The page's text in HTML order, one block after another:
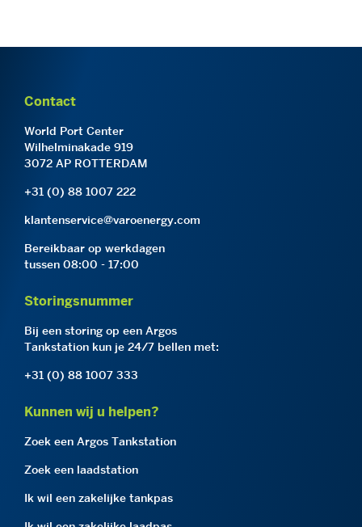
Contact
World Port Center
Wilhelminakade 919
3072 AP ROTTERDAM
+31 (0) 88 1007 222
klantenservice@varoenergy.com
Bereikbaar op werkdagen
tussen 08:00 - 17:00
Storingsnummer
Bij een storing op een Argos
Tankstation kun je 24/7 bellen met:
+31 (0) 88 1007 333
Kunnen wij u helpen?
Zoek een Argos Tankstation
Zoek een laadstation
Ik wil een zakelijke tankpas